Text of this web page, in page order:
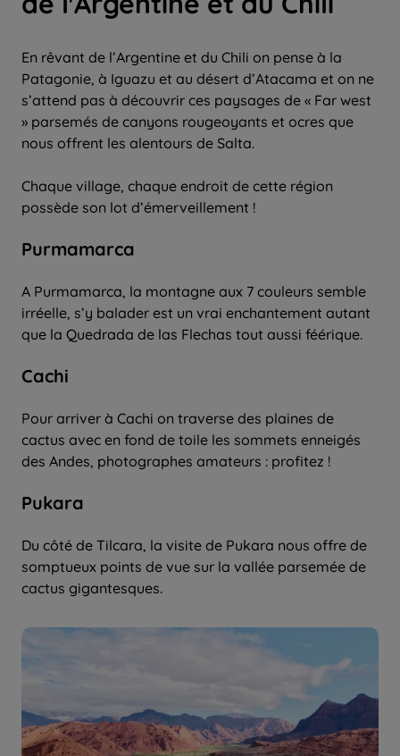
En rêvant de l’Argentine et du Chili on pense à la
Patagonie, à Iguazu et au désert d’Atacama et on ne
s’attend pas à découvrir ces paysages de « Far west
» parsemés de canyons rougeoyants et ocres que
nous offrent les alentours de Salta.
Chaque village, chaque endroit de cette région
possède son lot d’émerveillement !
Purmamarca
A Purmamarca, la montagne aux 7 couleurs semble
irréelle, s’y balader est un vrai enchantement autant
que la Quedrada de las Flechas tout aussi féérique.
Cachi
Pour arriver à Cachi on traverse des plaines de
cactus avec en fond de toile les sommets enneigés
des Andes, photographes amateurs : profitez !
Pukara
Du côté de Tilcara, la visite de Pukara nous offre de
somptueux points de vue sur la vallée parsemée de
cactus gigantesques.